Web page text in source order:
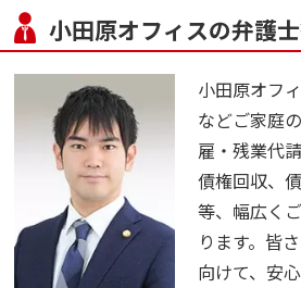
小田原オフィスの弁護
小田原オフ
などご家庭
雇・残業代
債権回収、
等、幅広く
ります。皆
向けて、安